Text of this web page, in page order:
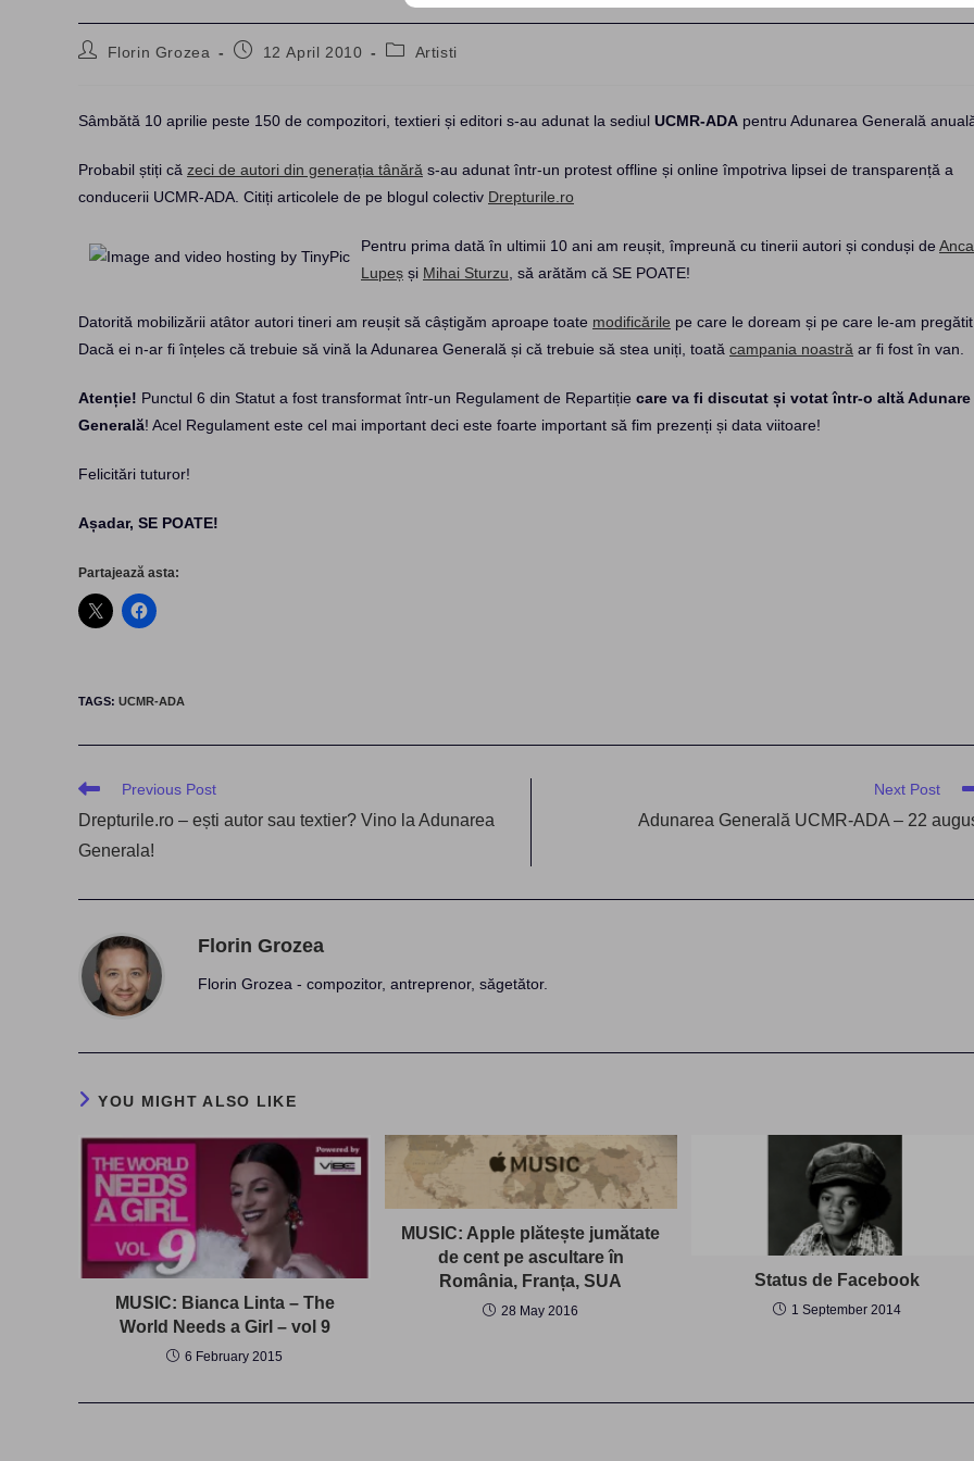
PostFlorin Grozea
Post12 April 2010
PostArtisti
Sâmbătă 10 aprilie peste 150 de compozitori, textieri și editori s-au adunat la sediul UCMR-ADA pentru Adunarea Generală
Probabil știți că zeci de autori din generația tânără s-au adunat într-un protest offline și online împotriva lipsei de transparență a
conducerii UCMR-ADA. Citiți articolele de pe blogul colectiv Drepturile.ro
Pentru prima dată în ultimii 10 ani am reușit, împreună cu tinerii autori și conduși de Anca
Lupeș și Mihai Sturzu , să arătăm că SE POATE!
Datorită mobilizării atâtor autori tineri am reușit să câștigăm aproape toate modificările pe care le doream și pe care le-am
Dacă ei n-ar fi înțeles că trebuie să vină la Adunarea Generală și că trebuie să stea uniți, toată campania noastră ar fi fost în van.
Atenție! Punctul 6 din Statut a fost transformat într-un Regulament de Repartiție care va fi discutat și votat într-o altă Adunare
Generală! Acel Regulament este cel mai important deci este foarte important să fim prezenți și data viitoare!
Felicitări tuturor!
Așadar, SE POATE!
Partajează asta:
TAGS: UCMR-ADA
Read
articles
Previous Post
Drepturile.ro – ești autor sau textier? Vino la Adunarea
Generala!
Next Post
Adunarea Generală UCMR-ADA – 22
Florin Grozea
Florin Grozea - compozitor, antreprenor, săgetător.
YOU MIGHT ALSO LIKE
MUSIC: Bianca Linta – The
World Needs a Girl – vol 9
6 February 2015
MUSIC: Apple plătește jumătate
de cent pe ascultare în
România, Franța, SUA
28 May 2016
Status de Facebook
1 September 2014